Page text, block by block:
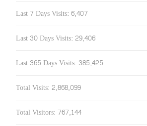
Last 7 Days Visits: 6,407
Last 30 Days Visits: 29,406
Last 365 Days Visits: 385,425
Total Visits: 2,868,099
Total Visitors: 767,144